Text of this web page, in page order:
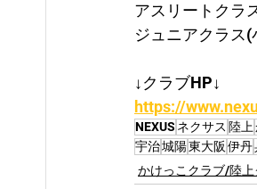
アスリートクラ
ジュニアクラス
↓クラブHP↓
https://
NEXUS ネクサス 陸上
宇治城陽東大阪 伊丹
かけっこクラブ/陸上